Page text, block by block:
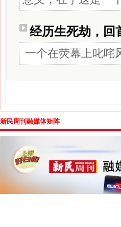
经历生死劫，回
一个在荧幕上叱咤
新民周刊融媒体矩阵